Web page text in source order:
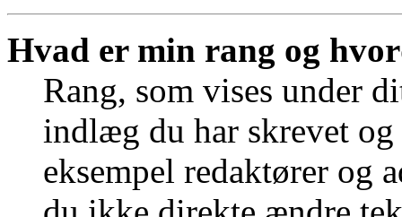
Hvad er min rang og
Rang, som vises under
indlæg du har skrevet
eksempel redaktører og